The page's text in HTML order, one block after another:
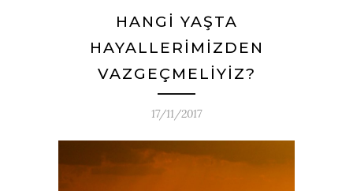
HANGİ YAŞTA
HAYALLERİMİZDEN
VAZGEÇMELİYİZ?
17/11/2017